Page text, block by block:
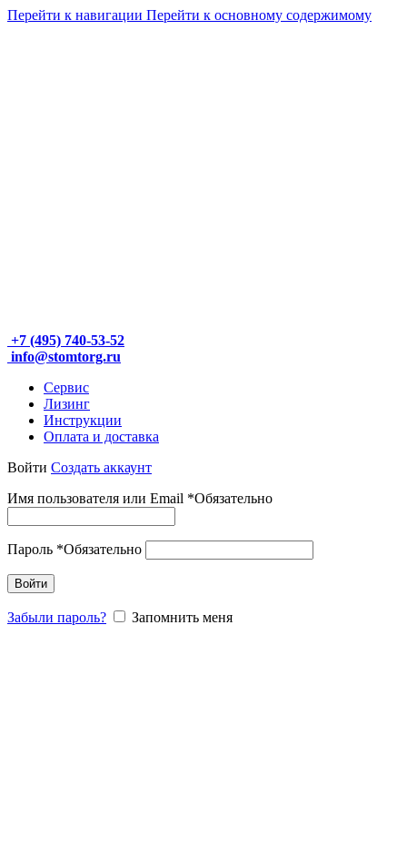
Перейти к навигации Перейти к основному содержимому
+7 (495) 740-53-52
info@stomtorg.ru
Сервис
Лизинг
Инструкции
Оплата и доставка
Войти Создать аккаунт
Имя пользователя или Email *Обязательно
Пароль *Обязательно
Войти
Забыли пароль? Запомнить меня